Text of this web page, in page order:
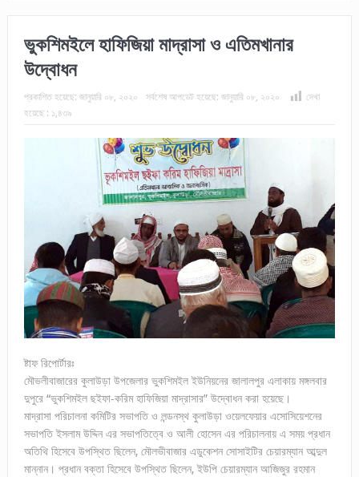
ভুকশিমইলে হাফিজিয়া মাদ্রাসা ও এতিমখানার
উদ্বোধন
প্রকাশিত হয়েছে: জানুয়ারি ০৮, ২০২০ সর্বশেষ আপডেট হয়েছে: জানুয়ারি ০৮, ২০২০
দেখা
হয়েছে : ১,৪৩৯
ষ্টাফ রিপোর্টারঃ
মৌভলীবাজারের কুলাউড়া উপজেলার ভুকশিমইল ইউনিয়নের জালালপুর এলাকায় মঙ্গলবার
দুপুরে “ভুকশিমইল ছইফা-করিম হাফিজিয়া মাদ্রাসার” উদ্বোধন করা হয়েছে।
মাদ্রাসা পরিচালনা কমিটির সভাপতি ও লন্ডনস্থ কুলাউড়া ওয়েলফেয়ার এসোসিয়েশনের
সভাপতি ইসলাম উদ্দিন এর সভাপতিত্বে ও আলী হোসেন এর পরিচালনায় এ সময় প্রধান
অতিথি হিসেবে উপস্থিত ছিলেন, মৌলভীবাজার এডুকেশন সোসাইটির চেয়ারম্যান আব্দুল
মান্নান। প্রধান বক্তা হিসেবে উপস্থিত ছিলেন, ইউপি চেয়ারম্যান আজিজুর রহমান